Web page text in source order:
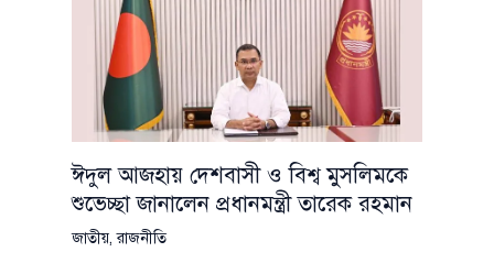
ঈদুল আজহায় দেশবাসী ও বিশ্ব মুসলিমকে
শুভেচ্ছা জানালেন প্রধানমন্ত্রী তারেক রহমান
জাতীয়,রাজনীতি